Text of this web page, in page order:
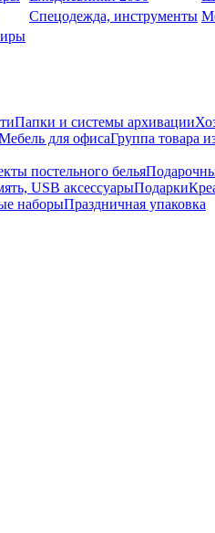
Спецодежда, инструменты
Папки и системы архивации
для офисаГруппа товара
постельного белья
USB аксессуарыПодарки
наборыПраздничная упаковка